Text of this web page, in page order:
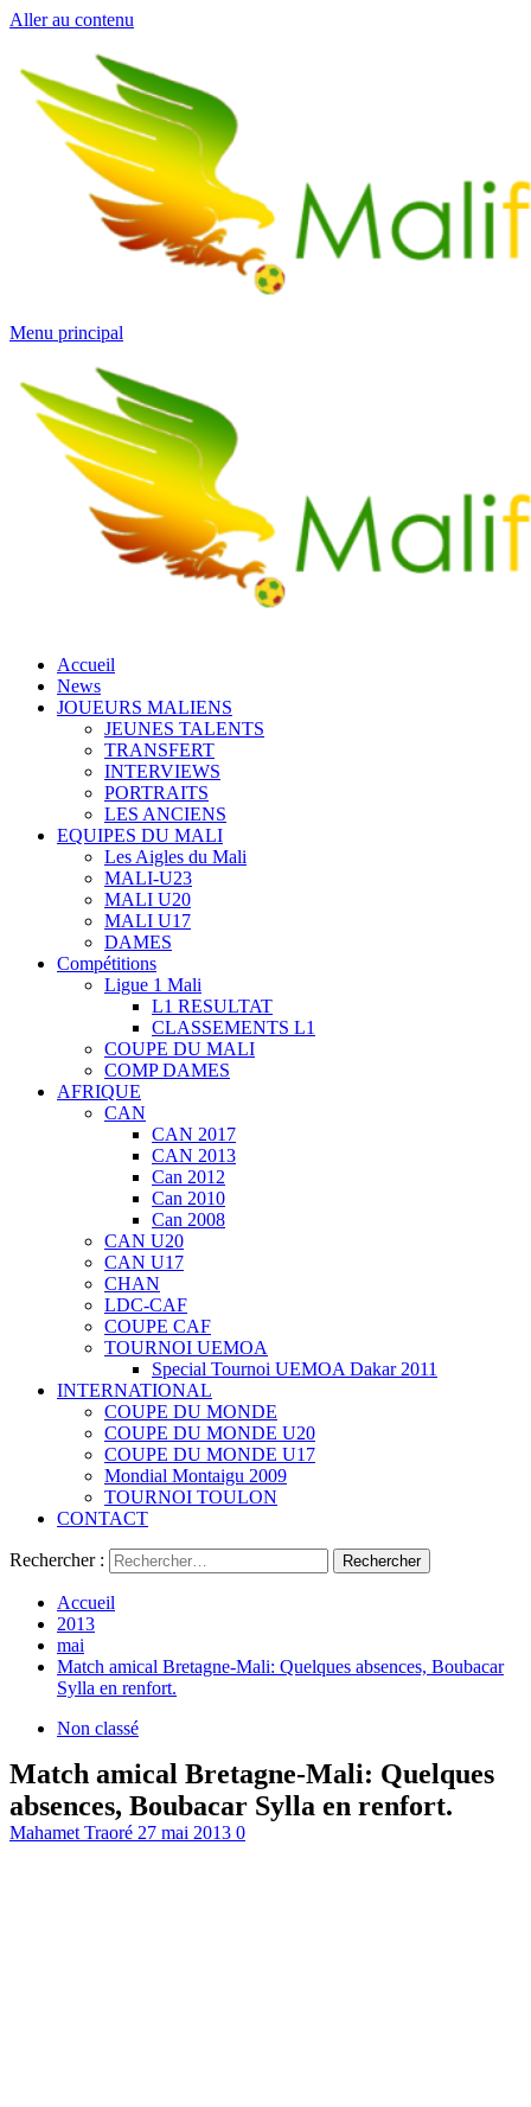
Aller au contenu
Menu principal
Accueil
News
JOUEURS MALIENS
JEUNES TALENTS
TRANSFERT
INTERVIEWS
PORTRAITS
LES ANCIENS
EQUIPES DU MALI
Les Aigles du Mali
MALI-U23
MALI U20
MALI U17
DAMES
Compétitions
Ligue 1 Mali
L1 RESULTAT
CLASSEMENTS L1
COUPE DU MALI
COMP DAMES
AFRIQUE
CAN
CAN 2017
CAN 2013
Can 2012
Can 2010
Can 2008
CAN U20
CAN U17
CHAN
LDC-CAF
COUPE CAF
TOURNOI UEMOA
Special Tournoi UEMOA Dakar 2011
INTERNATIONAL
COUPE DU MONDE
COUPE DU MONDE U20
COUPE DU MONDE U17
Mondial Montaigu 2009
TOURNOI TOULON
CONTACT
Rechercher :
Accueil
2013
mai
Match amical Bretagne-Mali: Quelques absences, Boubacar
Sylla en renfort.
Non classé
Match amical Bretagne-Mali: Quelques
absences, Boubacar Sylla en renfort.
Mahamet Traoré 27 mai 2013 0